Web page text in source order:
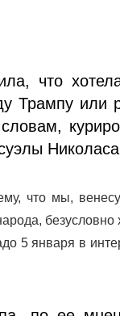
что
Трампу или
что мы,
безусловно
5 января в